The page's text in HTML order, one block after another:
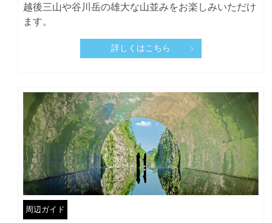
越後三⼭や⾕川岳の雄⼤な⼭並みをお楽しみいただけ
ます。
詳しくはこちら
周辺ガイド